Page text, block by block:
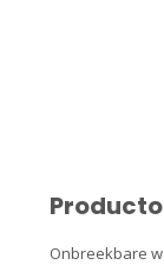
Onbreekbare